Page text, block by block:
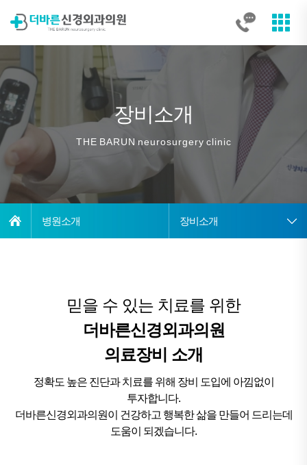
장비소개
THE BARUN neurosurgery clinic
병원소개 장비소개
믿을 수 있는 치료를 위한
더바른신경외과의원
의료장비 소개
정확도 높은 진단과 치료를 위해 장비 도입에 아낌없이
투자합니다.
더바른신경외과의원이 건강하고 행복한 삶을 만들어 드리는데
도움이 되겠습니다.